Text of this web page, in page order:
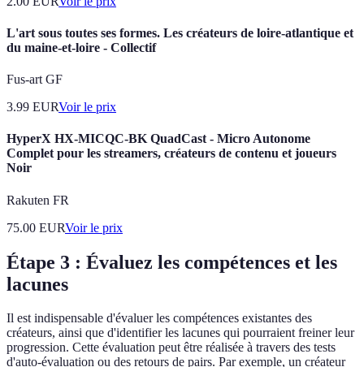
L'art sous toutes ses formes. Les créateurs de loire-atlantique et
du maine-et-loire - Collectif
Fus-art GF
3.99 EURVoir le prix
HyperX HX-MICQC-BK QuadCast - Micro Autonome
Complet pour les streamers, créateurs de contenu et joueurs
Noir
Rakuten FR
75.00 EURVoir le prix
Étape 3 : Évaluez les compétences et les
lacunes
Il est indispensable d'évaluer les compétences existantes des
créateurs, ainsi que d'identifier les lacunes qui pourraient freiner leur
progression. Cette évaluation peut être réalisée à travers des tests
d'auto-évaluation ou des retours de pairs. Par exemple, un créateur